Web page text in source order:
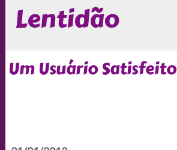
Lentidão
Um Usuário Satisfeito